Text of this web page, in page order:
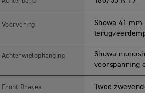
Voorvering
Showa 41
Achterwielophanging
Showa
voorspanning
Front Brakes Twee